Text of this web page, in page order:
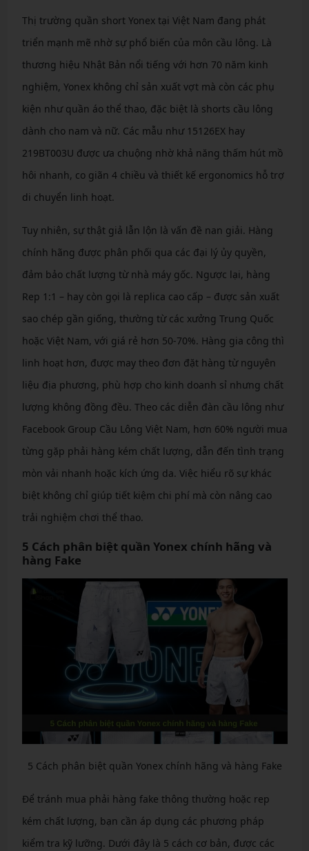
Thị trường quần short Yonex tại Việt Nam đang phát
triển mạnh mẽ nhờ sự phổ biến của môn cầu lông. Là
thương hiệu Nhật Bản nổi tiếng với hơn 70 năm kinh
nghiệm, Yonex không chỉ sản xuất vợt mà còn các phụ
kiện như quần áo thể thao, đặc biệt là shorts cầu lông
dành cho nam và nữ. Các mẫu như 15126EX hay
219BT003U được ưa chuộng nhờ khả năng thấm hút mồ
hôi nhanh, co giãn 4 chiều và thiết kế ergonomics hỗ trợ
di chuyển linh hoạt.
Tuy nhiên, sự thật giả lẫn lộn là vấn đề nan giải. Hàng
chính hãng được phân phối qua các đại lý ủy quyền,
đảm bảo chất lượng từ nhà máy gốc. Ngược lại, hàng
Rep 1:1 – hay còn gọi là replica cao cấp – được sản xuất
sao chép gần giống, thường từ các xưởng Trung Quốc
hoặc Việt Nam, với giá rẻ hơn 50-70%. Hàng gia công thì
linh hoạt hơn, được may theo đơn đặt hàng từ nguyên
liệu địa phương, phù hợp cho kinh doanh sỉ nhưng chất
lượng không đồng đều. Theo các diễn đàn cầu lông như
Facebook Group Cầu Lông Việt Nam, hơn 60% người mua
từng gặp phải hàng kém chất lượng, dẫn đến tình trạng
mòn vải nhanh hoặc kích ứng da. Việc hiểu rõ sự khác
biệt không chỉ giúp tiết kiệm chi phí mà còn nâng cao
trải nghiệm chơi thể thao.
5 Cách phân biệt quần Yonex chính hãng và
hàng Fake
5 Cách phân biệt quần Yonex chính hãng và hàng Fake
Để tránh mua phải hàng fake thông thường hoặc rep
kém chất lượng, bạn cần áp dụng các phương pháp
kiểm tra kỹ lưỡng. Dưới đây là 5 cách cơ bản, được các